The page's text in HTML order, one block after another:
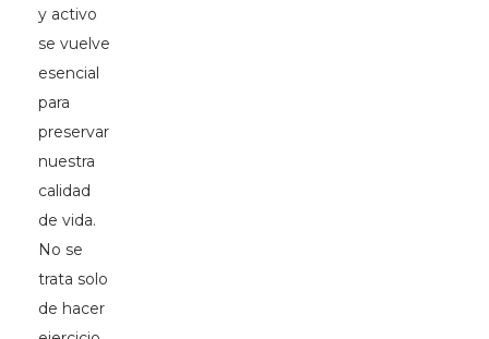
y activo
se vuelve
esencial
para
preservar
nuestra
calidad
de vida.
No se
trata solo
de hacer